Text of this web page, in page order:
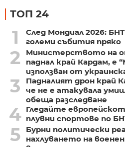
ТОП 24
1
След Мондиал 2026:
големи събития пряко
2
Министерството на
паднал край Кардам, е
използван от
3
Падналият дрон край
че не е атакувала
обеща разследване
4 Гледайте
плувни спортове по
5
Бурни политически
нахлуването на